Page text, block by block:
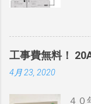
煎
ムの
間
煎
利
「
そ
工事費無料！
4月 23, 2020
４